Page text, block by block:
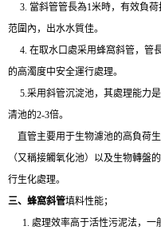
3. 當斜管管長為1米時，有效負荷
范圍內，出水水質佳。
4. 在取水口處采用蜂窩斜管，管
的高濁度中安全運行處理。
5.采用斜管沉淀池，其處理能力
清池的2-3倍。
直管主要用于生物濾池的高負荷
（又稱接觸氧化池）以及生物轉盤
行生化處理。
三、 蜂窩斜管填料性能；
1. 處理效率高于活性污泥法，一